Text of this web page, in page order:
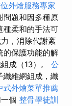
外燴服務專家
問題和因多種原
種柔和的手法可
，消除代謝紊
的保護功能的解
成（13）。 公
纖維網組成，纖
式外燴菜單推薦
個 整骨學徒訓